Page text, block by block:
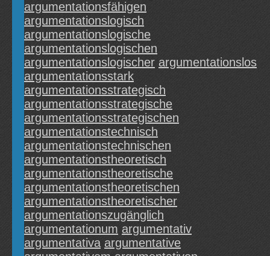
argumentationsfähigen
argumentationslogisch
argumentationslogische
argumentationslogischen
argumentationslogischer argumentationslos
argumentationsstark
argumentationsstrategisch
argumentationsstrategische
argumentationsstrategischen
argumentationstechnisch
argumentationstechnischen
argumentationstheoretisch
argumentationstheoretische
argumentationstheoretischen
argumentationstheoretischer
argumentationszugänglich
argumentationum argumentativ
argumentativa argumentative